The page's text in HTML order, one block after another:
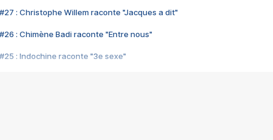
#27 : Christophe Willem raconte "Jacques a dit"
#26 : Chimène Badi raconte "Entre nous"
#25 : Indochine raconte "3e sexe"